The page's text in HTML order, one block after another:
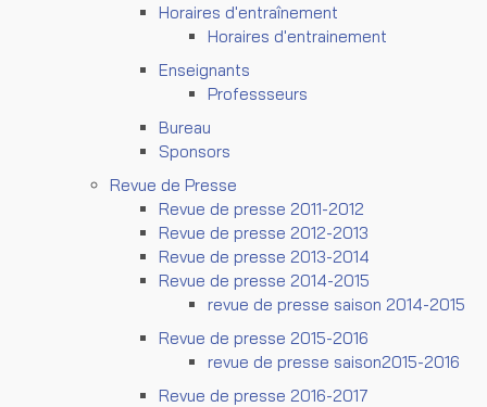
Horaires d'entraînement
Horaires d'entrainement
Enseignants
Professseurs
Bureau
Sponsors
Revue de Presse
Revue de presse 2011-2012
Revue de presse 2012-2013
Revue de presse 2013-2014
Revue de presse 2014-2015
revue de presse saison 2014-2015
Revue de presse 2015-2016
revue de presse saison2015-2016
Revue de presse 2016-2017